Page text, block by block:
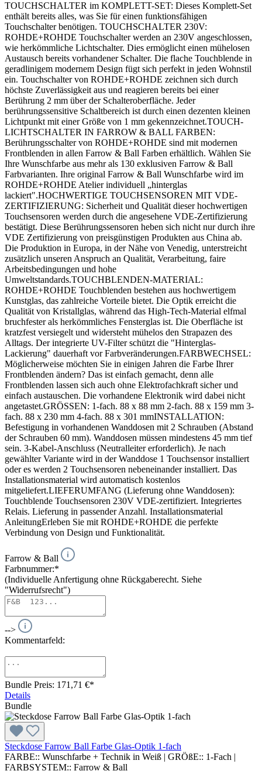
TOUCHSCHALTER im KOMPLETT-SET: Dieses Komplett-Set
enthält bereits alles, was Sie für einen funktionsfähigen
Touchschalter benötigen. TOUCHSCHALTER 230V:
ROHDE+ROHDE Touchschalter werden an 230V angeschlossen,
wie herkömmliche Lichtschalter. Dies ermöglicht einen mühelosen
Austausch bereits vorhandener Schalter. Die flache Touchblende in
geradlinigem modernem Design fügt sich perfekt in jeden Wohnstil
ein. Touchschalter von ROHDE+ROHDE zeichnen sich durch
höchste Zuverlässigkeit aus und reagieren bereits bei einer
Berührung 2 mm über der Schalteroberfläche. Jeder
berührungssensitive Schaltbereich ist durch einen dezenten kleinen
Lichtpunkt mit einer Größe von 1 mm gekennzeichnet.TOUCH-
LICHTSCHALTER IN FARROW & BALL FARBEN:
Berührungsschalter von ROHDE+ROHDE sind mit modernen
Frontblenden in allen Farrow & Ball Farben erhältlich. Wählen Sie
Ihre Wunschfarbe aus mehr als 130 exklusiven Farrow & Ball
Farbvarianten. Ihre original Farrow & Ball Wunschfarbe wird im
ROHDE+ROHDE Atelier individuell „hinterglas
lackiert".HOCHWERTIGE TOUCHSENSOREN MIT VDE-
ZERTIFIZIERUNG: Sicherheit und Qualität dieser hochwertigen
Touchsensoren werden durch die angesehene VDE-Zertifizierung
bestätigt. Diese Berührungssensoren heben sich nicht nur durch ihre
VDE Zertifizierung von preisgünstigen Produkten aus China ab.
Die Produktion in Europa, in der Nähe von Venedig, unterstreicht
zusätzlich unseren Anspruch an Qualität, Verarbeitung, faire
Arbeitsbedingungen und hohe
Umweltstandards.TOUCHBLENDEN-MATERIAL:
ROHDE+ROHDE Touchblenden bestehen aus hochwertigem
Kunstglas, das zahlreiche Vorteile bietet. Die Optik erreicht die
Qualität von Kristallglas, während das High-Tech-Material elfmal
bruchfester als herkömmliches Fensterglas ist. Die Oberfläche ist
kratzfest versiegelt und widersteht mühelos den Strapazen des
Alltags. Der integrierte UV-Filter schützt die "Hinterglas-
Lackierung" dauerhaft vor Farbveränderungen.FARBWECHSEL:
Möglicherweise möchten Sie in einigen Jahren die Farbe Ihrer
Frontblenden ändern? Das ist einfach gemacht, denn alle
Frontblenden lassen sich auch ohne Elektrofachkraft sicher und
einfach austauschen. Die vorhandene Elektronik wird dabei nicht
angetastet.GRÖSSEN: 1-fach. 88 x 88 mm 2-fach. 88 x 159 mm 3-
fach. 88 x 230 mm 4-fach. 88 x 301 mmINSTALLATION:
Befestigung in vorhandenen Wanddosen mit 2 Schrauben (Abstand
der Schrauben 60 mm). Wanddosen müssen mindestens 45 mm tief
sein. 3-Kabel-Anschluss (Neutralleiter erforderlich). Je nach
gewählter Variante wird in der Wanddose 1 Touchsensor installiert
oder es werden 2 Touchsensoren nebeneinander installiert. Das
Installationsmaterial wird automatisch kostenlos
mitgeliefert.LIEFERUMFANG (Lieferung ohne Wanddosen):
Touchblende Touchsensoren 230V VDE-zertifiziert. Integriertes
Relais. Lieferung in passender Anzahl. Installationsmaterial
AnleitungErleben Sie mit ROHDE+ROHDE die perfekte
Verbindung von Design und Funktionalität.
Farrow & Ball
Farbnummer:*
(Individuelle Anfertigung ohne Rückgaberecht. Siehe
"Widerrufsrecht")
-->
Kommentarfeld:
Bundle Preis: 171,71 €*
Details
Bundle
Steckdose Farrow Ball Farbe Glas-Optik 1-fach
FARBE:: Wunschfarbe + Technik in Weiß | GRÖßE:: 1-Fach |
FARBSYSTEM:: Farrow & Ball